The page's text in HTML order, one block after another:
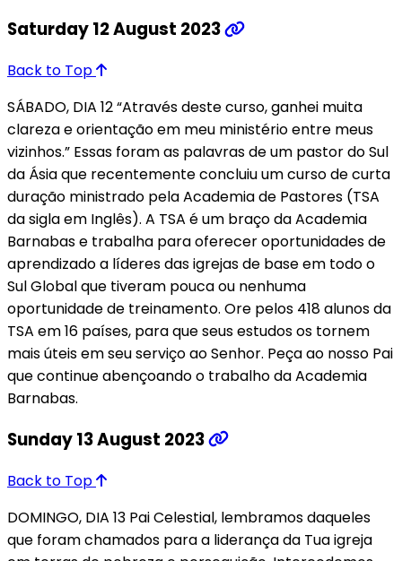
Saturday 12 August 2023
Back to Top
SÁBADO, DIA 12 “Através deste curso, ganhei muita
clareza e orientação em meu ministério entre meus
vizinhos.” Essas foram as palavras de um pastor do Sul
da Ásia que recentemente concluiu um curso de curta
duração ministrado pela Academia de Pastores (TSA
da sigla em Inglês). A TSA é um braço da Academia
Barnabas e trabalha para oferecer oportunidades de
aprendizado a líderes das igrejas de base em todo o
Sul Global que tiveram pouca ou nenhuma
oportunidade de treinamento. Ore pelos 418 alunos da
TSA em 16 países, para que seus estudos os tornem
mais úteis em seu serviço ao Senhor. Peça ao nosso Pai
que continue abençoando o trabalho da Academia
Barnabas.
Sunday 13 August 2023
Back to Top
DOMINGO, DIA 13 Pai Celestial, lembramos daqueles
que foram chamados para a liderança da Tua igreja